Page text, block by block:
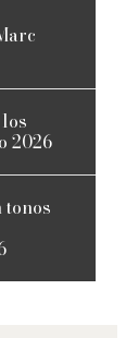
2026
tonos